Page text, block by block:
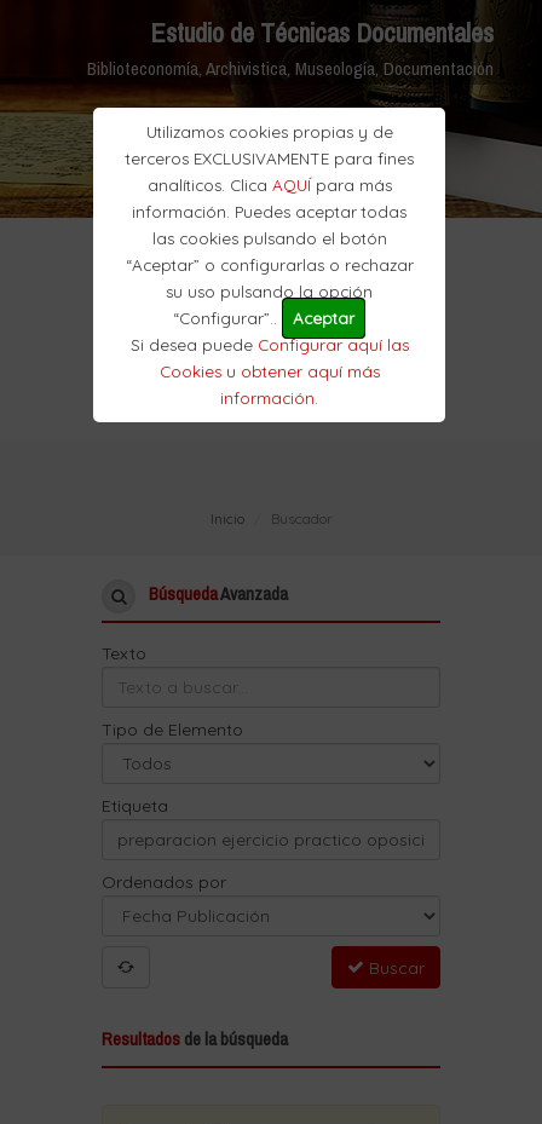
Utilizamos cookies propias y de
terceros EXCLUSIVAMENTE para fines
analíticos. Clica AQUÍpara más
información. Puedes aceptar todas
las cookies pulsando el botón
“Aceptar” o configurarlas o rechazar
su uso pulsando la opción
“Configurar”..
Aceptar
Si desea puede Configurar aquí las
Cookiesu obtener aquí más
información
Estudio de Técnicas Documentales
Biblioteconomía, Archivistica, Museología, Documentación
Inicio Buscador
BúsquedaAvanzada
Texto
Tipo de Elemento
Etiqueta
Ordenados por
Buscar
Resultadosde la búsqueda